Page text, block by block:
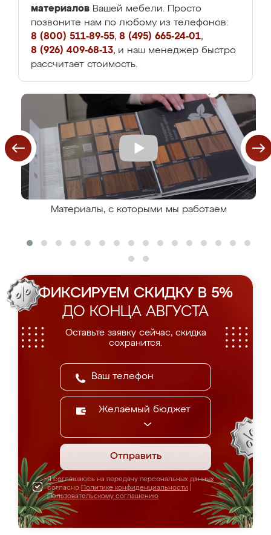
материалов Вашей мебели. Просто
позвоните нам по любому из телефонов:
8 (800) 511-89-55, 8 (495) 665-24-01,
8 (926) 409-68-13, и наш менеджер быстро
рассчитает стоимость.
Материалы, с которыми мы работаем
ФИКСИРУЕМ СКИДКУ В 5%
ДО КОНЦА АВГУСТА
Оставьте заявку сейчас, скидка
сохранится.
Желаемый бюджет
Отправить
Я соглашаюсь на передачу персональных данных
согласно Политике конфиденциальности
Пользовательскому соглашению